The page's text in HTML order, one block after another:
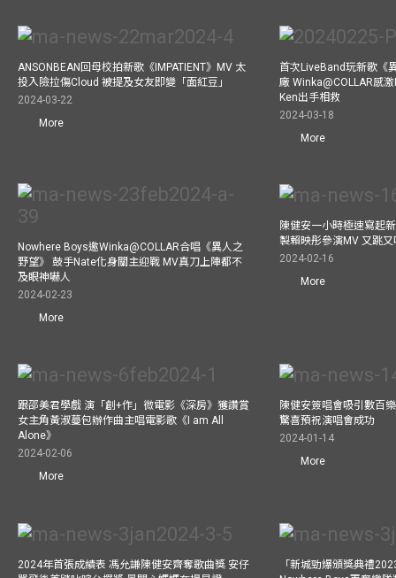
ANSONBEAN回母校拍新歌《IMPATIENT》MV 太
投入險拉傷Cloud 被提及女友即變「面紅豆」
2024-03-22
More
首次LiveBand玩新歌《
廠 Winka@COLLAR感
Ken出手相救
2024-03-18
More
Nowhere Boys邀Winka@COLLAR合唱《異人之
野望》 鼓手Nate化身關主迎戰 MV真刀上陣都不
及眼神嚇人
2024-02-23
More
陳健安一小時極速寫起
製賴映彤參演MV 又跳
2024-02-16
More
跟邵美君學戲 演「創+作」微電影《深房》獲讚賞
女主角黃淑蔓包辦作曲主唱電影歌《I am All
Alone》
2024-02-06
More
陳健安簽唱會吸引數百
驚喜預祝演唱會成功
2024-01-14
More
2024年首張成績表 馮允謙陳健安齊奪歌曲獎 安仔
「新城勁爆頒獎典禮